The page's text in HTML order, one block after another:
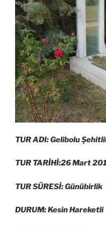
TUR ADI: Gelibolu
TUR TARİHİ:26 Mart
TUR SÜRESİ: Günübirlik
DURUM: Kesin Hareketli